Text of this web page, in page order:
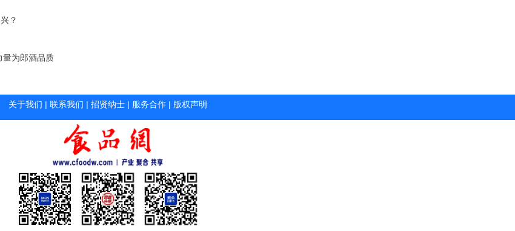
？
量为郎酒品质
关于我们 | 联系我们 | 招贤纳士 | 服务合作 | 版权声明